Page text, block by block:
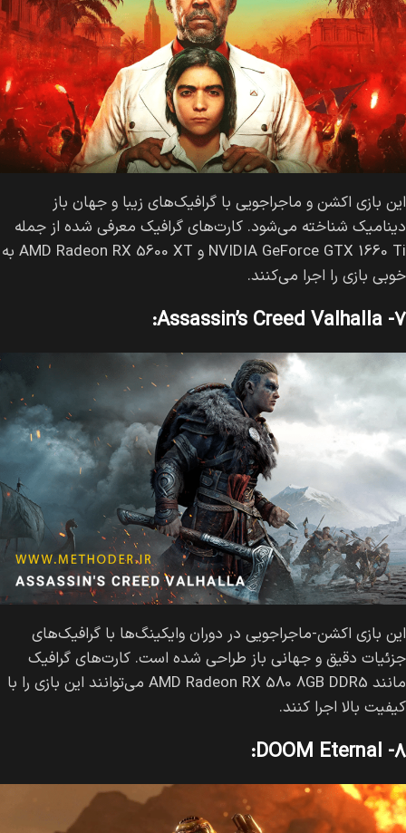
این بازی اکشن و ماجراجویی با گرافیک‌های زیبا و جهان باز
دینامیک شناخته می‌شود. کارت‌های گرافیک معرفی شده از جمله
NVIDIA GeForce GTX 1660 Ti و AMD Radeon RX 5600 XT به
خوبی بازی را اجرا می‌کنند.
۷- Assassin’s Creed Valhalla:
این بازی اکشن-ماجراجویی در دوران وایکینگ‌ها با گرافیک‌های
جزئیات دقیق و جهانی باز طراحی شده است. کارت‌های گرافیک
مانند AMD Radeon RX 580 8GB DDR5 می‌توانند این بازی را با
کیفیت بالا اجرا کنند.
۸- DOOM Eternal: